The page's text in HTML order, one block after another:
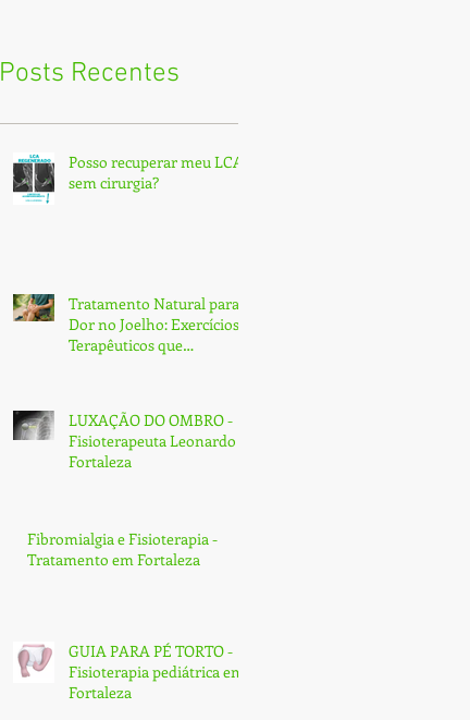
Posts Recentes
Posso recuperar meu LCA
sem cirurgia?
Tratamento Natural para
Dor no Joelho: Exercícios
Terapêuticos que
LUXAÇÃO DO OMBRO -
Fisioterapeuta Leonardo -
Fortaleza
Fibromialgia e Fisioterapia -
Tratamento em Fortaleza
GUIA PARA PÉ TORTO -
Fisioterapia pediátrica em
Fortaleza